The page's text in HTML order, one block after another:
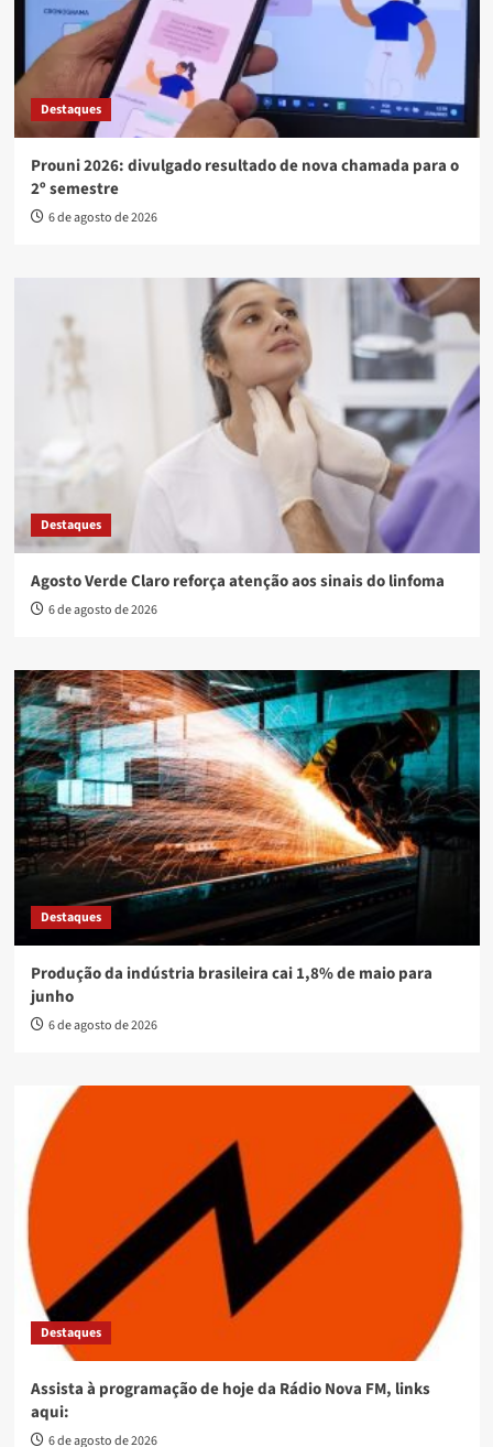
Destaques
Prouni 2026: divulgado resultado de nova chamada para o
2º semestre
6 de agosto de 2026
Destaques
Agosto Verde Claro reforça atenção aos sinais do linfoma
6 de agosto de 2026
Destaques
Produção da indústria brasileira cai 1,8% de maio para
junho
6 de agosto de 2026
Destaques
Assista à programação de hoje da Rádio Nova FM, links
aqui:
6 de agosto de 2026